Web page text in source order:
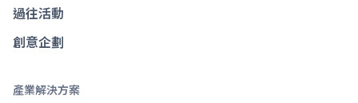
過往活動
創意企劃
產業解決方案